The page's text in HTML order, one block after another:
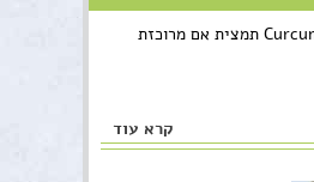
כורכומין Curcuma longa תמצית אם מרוכזת
קרא עוד